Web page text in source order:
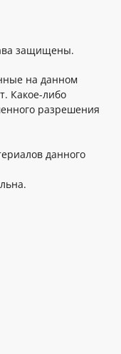
защищены.
на данном
Какое-либо
разрешения
данного